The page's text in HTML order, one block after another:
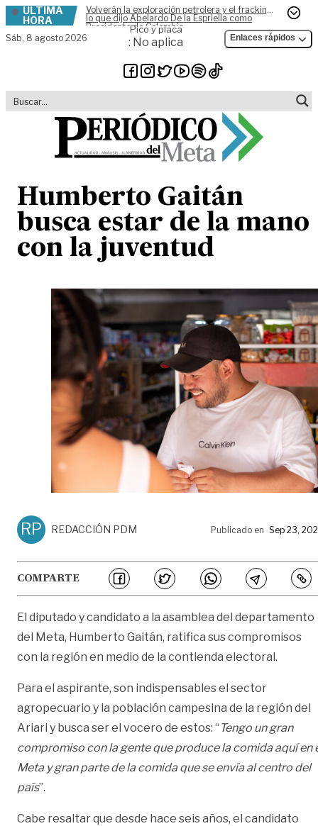
Skip to content
ÚLTIMA
HORA
Volverán la exploración petrolera y el fracking,
lo que dijo Abelardo De la Espriella como
Presidente de Colombia
Sáb, 8 agosto 2026
Pico y placa
: No aplica Enlaces rápidos
Humberto Gaitán
busca estar de la mano
con la juventud
RP REDACCIÓN PDM Publicado en Sep 23,
COMPARTE
El diputado y candidato a la asamblea del departamento
del Meta, Humberto Gaitán, ratifica sus compromisos
con la región en medio de la contienda electoral.
Para el aspirante, son indispensables el sector
agropecuario y la población campesina de la región del
Ariari y busca ser el vocero de estos: “ Tengo un gran
compromiso con la gente que produce la comida aquí en
Meta y gran parte de la comida que se envía al centro del
país”.
Cabe resaltar que desde hace seis años, el candidato